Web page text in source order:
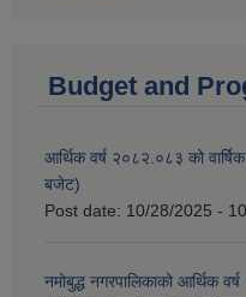
Budget and
आर्थिक वर्ष २०८२.०८३ को
बजेट)
Post date: 10/28/2025 -
नमोबुद्ध नगरपालिकाको आर्थिक